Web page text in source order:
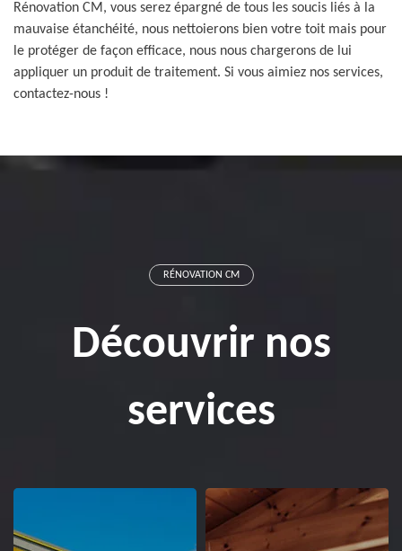
Rénovation CM, vous serez épargné de tous les soucis liés à la
mauvaise étanchéité, nous nettoierons bien votre toit mais pour
le protéger de façon efficace, nous nous chargerons de lui
appliquer un produit de traitement. Si vous aimiez nos services,
contactez-nous !
RÉNOVATION CM
Découvrir nos
services